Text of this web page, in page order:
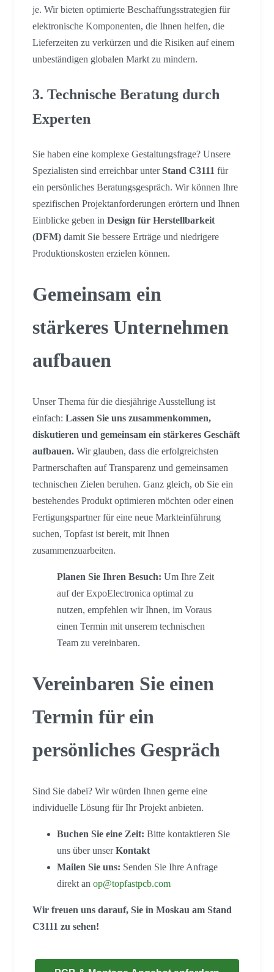
je. Wir bieten optimierte Beschaffungsstrategien für
elektronische Komponenten, die Ihnen helfen, die
Lieferzeiten zu verkürzen und die Risiken auf einem
unbeständigen globalen Markt zu mindern.
3. Technische Beratung durch
Experten
Sie haben eine komplexe Gestaltungsfrage? Unsere
Spezialisten sind erreichbar unterStand C3111 für
ein persönliches Beratungsgespräch. Wir können Ihre
spezifischen Projektanforderungen erörtern und Ihnen
Einblicke geben in Design für Herstellbarkeit
(DFM) damit Sie bessere Erträge und niedrigere
Produktionskosten erzielen können.
Gemeinsam ein
stärkeres Unternehmen
aufbauen
Unser Thema für die diesjährige Ausstellung ist
einfach: Lassen Sie uns zusammenkommen,
diskutieren und gemeinsam ein stärkeres Geschäft
aufbauen. Wir glauben, dass die erfolgreichsten
Partnerschaften auf Transparenz und gemeinsamen
technischen Zielen beruhen. Ganz gleich, ob Sie ein
bestehendes Produkt optimieren möchten oder einen
Fertigungspartner für eine neue Markteinführung
suchen, Topfast ist bereit, mit Ihnen
zusammenzuarbeiten.
Planen Sie Ihren Besuch: Um Ihre Zeit
auf der ExpoElectronica optimal zu
nutzen, empfehlen wir Ihnen, im Voraus
einen Termin mit unserem technischen
Team zu vereinbaren.
Vereinbaren Sie einen
Termin für ein
persönliches Gespräch
Sind Sie dabei? Wir würden Ihnen gerne eine
individuelle Lösung für Ihr Projekt anbieten.
Buchen Sie eine Zeit: Bitte kontaktieren Sie
uns über unserKontakt
Mailen Sie uns: Senden Sie Ihre Anfrage
direkt an op@topfastpcb.com
Wir freuen uns darauf, Sie in Moskau am Stand
C3111 zu sehen!